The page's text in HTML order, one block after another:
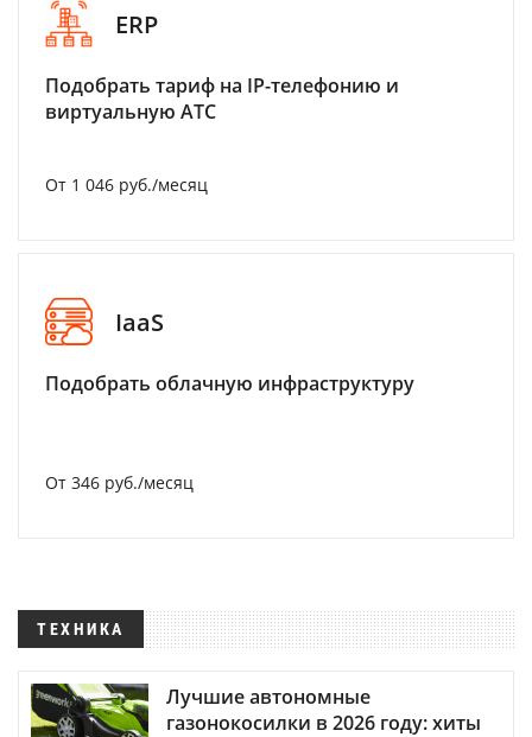
ERP
Подобрать тариф на IP-телефонию и
виртуальную АТС
От 1 046 руб./месяц
IaaS
Подобрать облачную инфраструктуру
От 346 руб./месяц
ТЕХНИКА
Лучшие автономные
газонокосилки в 2026 году: хиты